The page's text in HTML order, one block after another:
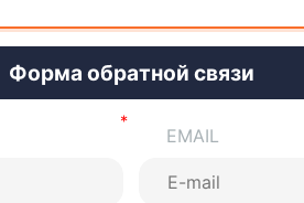
Форма обратной связи
EMAIL